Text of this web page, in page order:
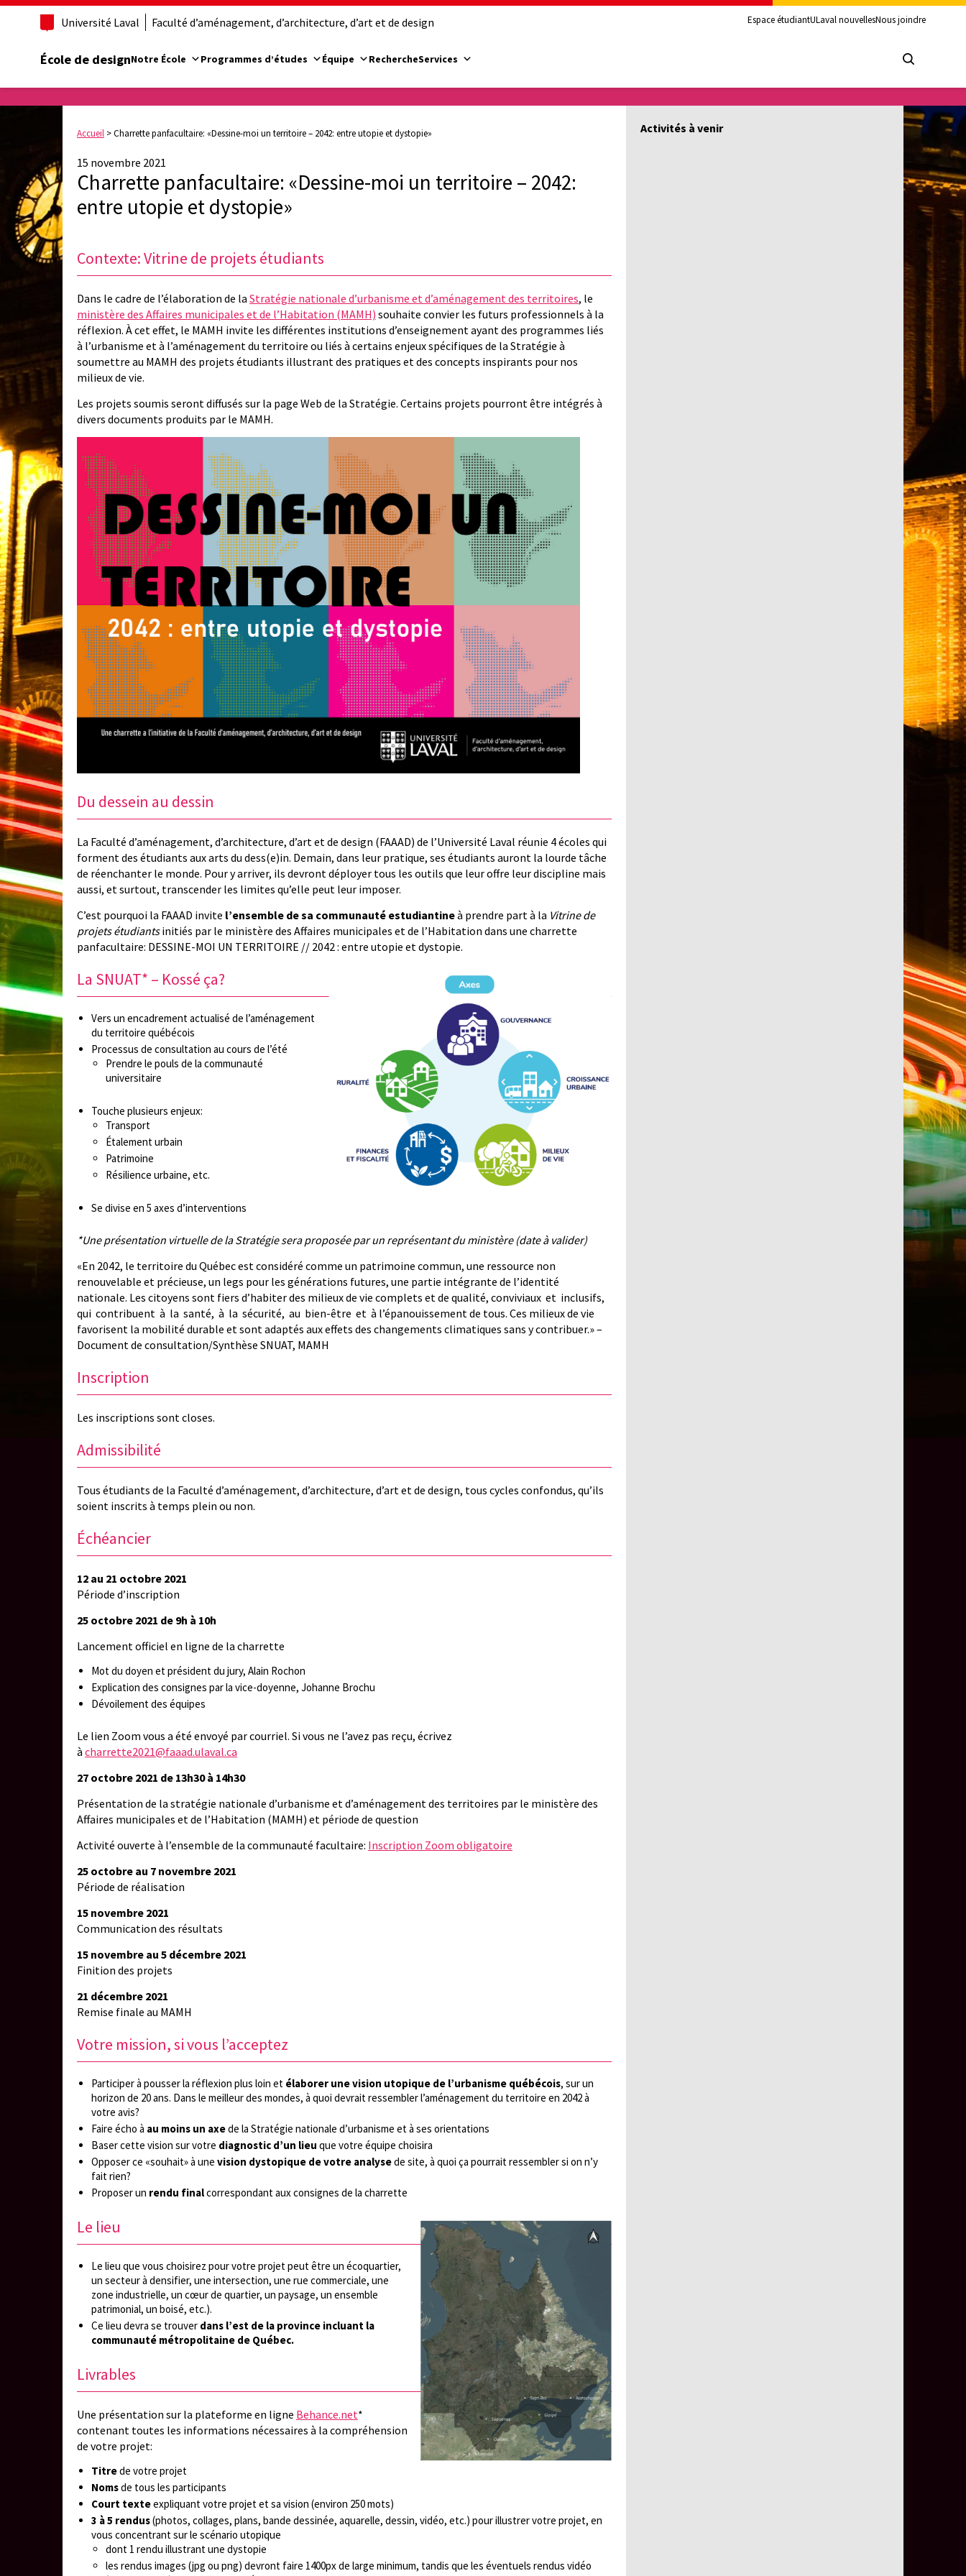
Université Laval Faculté d’aménagement, d’architecture, d’art et de design Espace étudiantULaval nouvellesNous joindre
École de designNotre École Programmes d’études Équipe RechercheServices
Accueil >Charrette panfacultaire: «Dessine-moi un territoire – 2042: entre utopie et dystopie»
15 novembre 2021
Charrette panfacultaire: «Dessine-moi un territoire – 2042:
entre utopie et dystopie»
Contexte: Vitrine de projets étudiants
Dans le cadre de l’élaboration de la Stratégie nationale d’urbanisme et d’aménagement des territoires, le
ministère des Affaires municipales et de l’Habitation (MAMH) souhaite convier les futurs professionnels à la
réflexion. À cet effet, le MAMH invite les différentes institutions d’enseignement ayant des programmes liés
à l’urbanisme et à l’aménagement du territoire ou liés à certains enjeux spécifiques de la Stratégie à
soumettre au MAMH des projets étudiants illustrant des pratiques et des concepts inspirants pour nos
milieux de vie.
Les projets soumis seront diffusés sur la page Web de la Stratégie. Certains projets pourront être intégrés à
divers documents produits par le MAMH.
Du dessein au dessin
La Faculté d’aménagement, d’architecture, d’art et de design (FAAAD) de l’Université Laval réunie 4 écoles qui
forment des étudiants aux arts du dess(e)in. Demain, dans leur pratique, ses étudiants auront la lourde tâche
de réenchanter le monde. Pour y arriver, ils devront déployer tous les outils que leur offre leur discipline mais
aussi, et surtout, transcender les limites qu’elle peut leur imposer.
C’est pourquoi la FAAAD invite l’ensemble de sa communauté estudiantineà prendre part à la Vitrine de
projets étudiantsinitiés par le ministère des Affaires municipales et de l’Habitation dans une charrette
panfacultaire: DESSINE-MOI UN TERRITOIRE // 2042 : entre utopie et dystopie.
La SNUAT* – Kossé ça?
Vers un encadrement actualisé de l’aménagement
du territoire québécois
Processus de consultation au cours de l’été
Prendre le pouls de la communauté
universitaire
Touche plusieurs enjeux:
Transport
Étalement urbain
Patrimoine
Résilience urbaine, etc.
Se divise en 5 axes d’interventions
*Une présentation virtuelle de la Stratégie sera proposée par un représentant du ministère (date à valider)
«En 2042, le territoire du Québec est considéré comme un patrimoine commun, une ressource non
renouvelable et précieuse, un legs pour les générations futures, une partie intégrante de l’identité
nationale. Les citoyens sont fiers d’habiter des milieux de vie complets et de qualité, conviviaux et inclusifs,
qui contribuent à la santé, à la sécurité, au bien-être et à l’épanouissement de tous. Ces milieux de vie
favorisent la mobilité durable et sont adaptés aux effets des changements climatiques sans y contribuer.» –
Document de consultation/Synthèse SNUAT, MAMH
Inscription
Les inscriptions sont closes.
Admissibilité
Tous étudiants de la Faculté d’aménagement, d’architecture, d’art et de design, tous cycles confondus, qu’ils
soient inscrits à temps plein ou non.
Échéancier
12 au 21 octobre 2021
Période d’inscription
25 octobre 2021 de 9h à 10h
Lancement officiel en ligne de la charrette
Mot du doyen et président du jury, Alain Rochon
Explication des consignes par la vice-doyenne, Johanne Brochu
Dévoilement des équipes
Le lien Zoom vous a été envoyé par courriel. Si vous ne l’avez pas reçu, écrivez
à charrette2021@faaad.ulaval.ca
27 octobre 2021 de 13h30 à 14h30
Présentation de la stratégie nationale d’urbanisme et d’aménagement des territoires par le ministère des
Affaires municipales et de l’Habitation (MAMH) et période de question
Activité ouverte à l’ensemble de la communauté facultaire: Inscription Zoom obligatoire
25 octobre au 7 novembre 2021
Période de réalisation
15 novembre 2021
Communication des résultats
15 novembre au 5 décembre 2021
Finition des projets
21 décembre 2021
Remise finale au MAMH
Votre mission, si vous l’acceptez
Participer à pousser la réflexion plus loin et élaborer une vision utopique de l’urbanisme québécois, sur un
horizon de 20 ans. Dans le meilleur des mondes, à quoi devrait ressembler l’aménagement du territoire en 2042 à
votre avis?
Faire écho à au moins un axede la Stratégie nationale d’urbanisme et à ses orientations
Baser cette vision sur votre diagnostic d’un lieu que votre équipe choisira
Opposer ce «souhait» à une vision dystopique de votre analysede site, à quoi ça pourrait ressembler si on n’y
fait rien?
Proposer un rendu finalcorrespondant aux consignes de la charrette
Le lieu
Le lieu que vous choisirez pour votre projet peut être un écoquartier,
un secteur à densifier, une intersection, une rue commerciale, une
zone industrielle, un cœur de quartier, un paysage, un ensemble
patrimonial, un boisé, etc.).
Ce lieu devra se trouver dans l’est de la province incluant la
communauté métropolitaine de Québec.
Livrables
Une présentation sur la plateforme en ligne Behance.net*
contenant toutes les informations nécessaires à la compréhension
de votre projet:
Titrede votre projet
Nomsde tous les participants
Court texteexpliquant votre projet et sa vision (environ 250 mots)
3 à 5 rendus(photos, collages, plans, bande dessinée, aquarelle, dessin, vidéo, etc.) pour illustrer votre projet, en
vous concentrant sur le scénario utopique
dont 1 rendu illustrant une dystopie
les rendus images (jpg ou png) devront faire 1400px de large minimum, tandis que les éventuels rendus vidéo
Activités à venir